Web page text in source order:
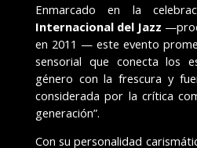
Enmarcado en la
Internacional del Jazz
en 2011 — este evento
sensorial que conecta los
género con la frescura y
considerada por la crítica
generación”.
Con su personalidad